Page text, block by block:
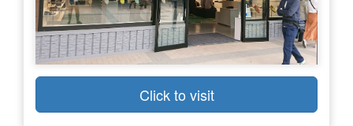
Click to visit